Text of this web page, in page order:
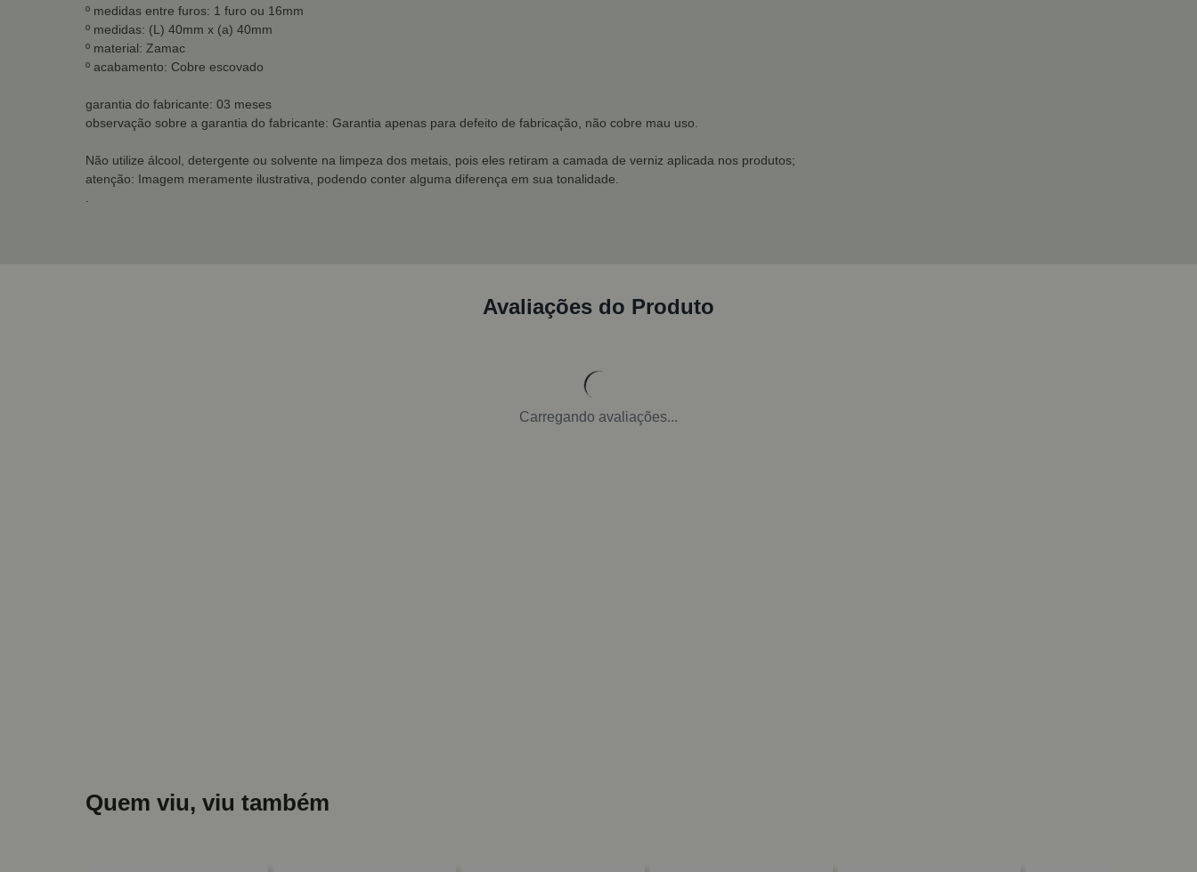
º medidas entre furos: 1 furo ou 16mm
º medidas: (L) 40mm x (a) 40mm
º material: Zamac
º acabamento: Cobre escovado
garantia do fabricante: 03 meses
observação sobre a garantia do fabricante: Garantia apenas para defeito de fabricação, não cobre mau uso.
Não utilize álcool, detergente ou solvente na limpeza dos metais, pois eles retiram a camada de verniz aplicada nos produtos;
atenção: Imagem meramente ilustrativa, podendo conter alguma diferença em sua tonalidade.
Avaliações do Produto
Carregando avaliações...
Quem viu, viu também